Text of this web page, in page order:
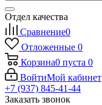
Отдел качества
Сравнение0
Отложенные 0
Корзина0 пуста 0
ВойтиМой кабинет
+7 (937) 845-41-44
Заказать звонок